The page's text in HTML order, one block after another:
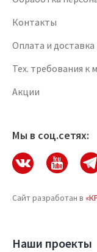
Контакты
Оплата и доставка
Тех. требования к
Акции
Мы в соц.сетях:
Сайт разработан в
Наши проекты